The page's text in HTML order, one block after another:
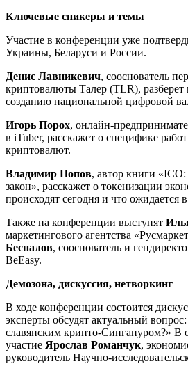
Ключевые спикеры и темы
Участие в конференции уже
Украины, Беларуси и России.
Денис Лавникевич, сооснователь
криптовалюты Талер (TLR), разберет
созданию национальной цифровой
Игорь Порох, онлайн-
в iTuber, расскажет о специфике
криптовалют.
Владимир Попов, автор книги
закон», расскажет о токенизации
происходят сегодня и что ожидается
Также на конференции выступят
маркетингового агентства
Беспалов, сооснователь и
BeEasy.
Демозона, дискуссия, нетворкинг
В ходе конференции состоится
эксперты обсудят актуальный
славянским крипто-Сингапуром?» В
участие Ярослав Романчук,
руководитель Научно-